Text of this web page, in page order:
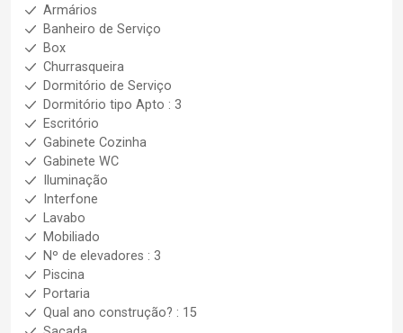
Armários
Banheiro de Serviço
Box
Churrasqueira
Dormitório de Serviço
Dormitório tipo Apto : 3
Escritório
Gabinete Cozinha
Gabinete WC
Iluminação
Interfone
Lavabo
Mobiliado
Nº de elevadores : 3
Piscina
Portaria
Qual ano construção? : 15